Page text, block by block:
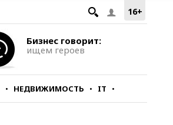
16+
Бизнес говорит:
ищем героев
НЕДВИЖИМОСТЬ IT